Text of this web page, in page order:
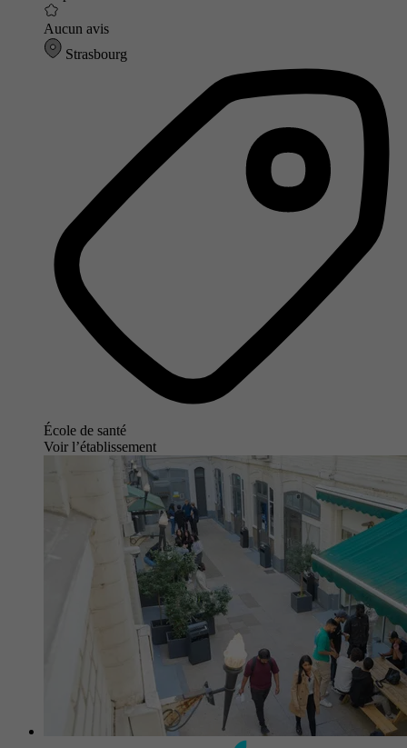
Aucun avis
Strasbourg
École de santé
Voir l’établissement